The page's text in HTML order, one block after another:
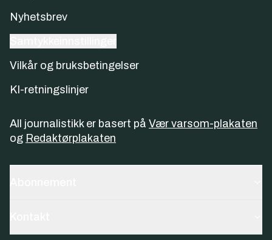
Nyhetsbrev
Vilkår og bruksbetingelser
KI-retningslinjer
All journalistikk er basert på Vær varsom-plakaten
og Redaktørplakaten